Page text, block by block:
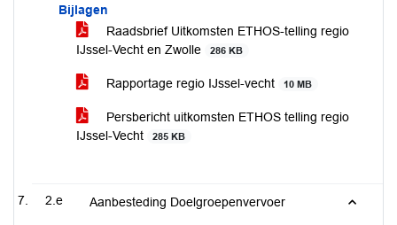
Bijlagen
Raadsbrief Uitkomsten ETHOS-telling regio
IJssel-Vecht en Zwolle
286 KB
Rapportage regio IJssel-vecht 10 MB
Persbericht uitkomsten ETHOS telling regio
IJssel-Vecht
285 KB
2.e Aanbesteding Doelgroepenvervoer